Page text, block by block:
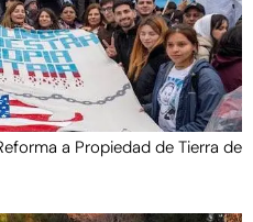
a Propiedad de Tierra de